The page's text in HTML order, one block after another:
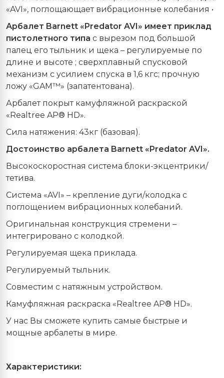
«AVI», поглощающает вибрационные колебания •
Арбалет Barnett «Predator AVI» имеет приклад
пистолетного типа с вырезом под большой
палец его тыльник и щека – регулируемые по
длине и высоте ; сверхплавный спусковой
механизм с усилием спуска в 1,6 кгс; прочную
ложу «GAM™» (запатентована).
Арбалет покрыт камуфляжной раскраской
«Realtree AP® HD».
Сила натяжения: 43кг (базовая).
Достоинство арбалета Barnett «Predator AVI».
Высокоскоростная система блоки-экцентрики/
тетива.
Система «AVI» – крепление дуги/колодка с
поглощением вибрационных колебаний.
Оригинальная конструкция стремени –
интегрировано с колодкой.
Регулируемая щека приклада.
Регулируемый тыльник.
Совместим с натяжным устройством.
Камуфляжная раскраска «Realtree AP® HD».
У нас Вы сможете купить самые быстрые и
мощные арбалеты в мире.
Характеристики: